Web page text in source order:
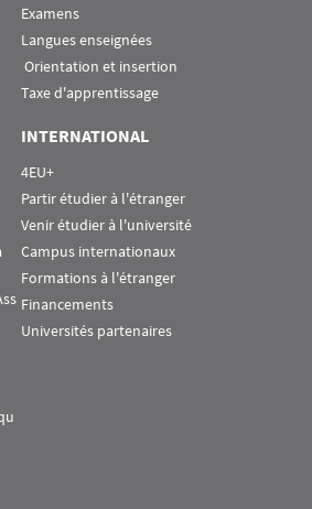
Examens
Langues enseignées
Orientation et insertion
Taxe d'apprentissage
INTERNATIONAL
4EU+
Partir étudier à l'étranger
Venir étudier à l'université
Campus internationaux
Formations à l'étranger
Financements
Universités partenaires